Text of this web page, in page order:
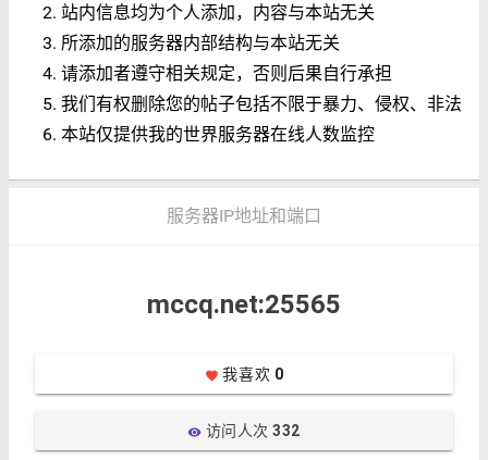
站内信息均为个人添加，内容与本站无关
所添加的服务器内部结构与本站无关
请添加者遵守相关规定，否则后果自行承担
我们有权删除您的帖子包括不限于暴力、侵权、非法
本站仅提供我的世界服务器在线人数监控
服务器IP地址和端口
mccq.net:25565
favorite 我喜欢 0
visibility访问人次332